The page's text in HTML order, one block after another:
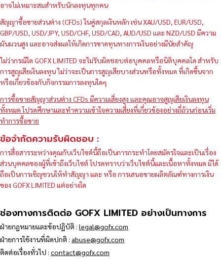
อาจไม่เหมาะสมสำหรับนักลงทุนทุกคน
สัญญาซื้อขายส่วนต่าง (CFDs) ในคู่สกุลเงินหลัก เช่น XAU/USD, EUR/USD,
GBP/USD, USD/JPY, USD/CHF, USD/CAD, AUD/USD และ NZD/USD มีความ
ผันผวนสูง และอาจส่งผลให้เกิดการขาดทุนทางการเงินอย่างมีนัยสำคัญ
ไม่ว่ากรณีใด GOFX LIMITED จะไม่รับผิดชอบต่อบุคคลหรือนิติบุคคลใด สำหรับ
การสูญเสียเงินลงทุน ไม่ว่าจะเป็นการสูญเสียบางส่วนหรือทั้งหมด ที่เกิดขึ้นจาก
หรือเกี่ยวข้องกับกิจกรรมการลงทุนใดๆ
การซื้อขายสัญญาส่วนต่าง CFDs มีความเสี่ยงสูง และคุณอาจสูญเสียเงินลงทุน
ทั้งหมด โปรดศึกษาและทำความเข้าใจความเสี่ยงที่เกี่ยวข้องอย่างถี่ถ้วนก่อนเริ่ม
ทำการซื้อขาย
ข้อจำกัดความรับผิดชอบ :
การสื่อสารระหว่างคุณกับเว็บไซต์นี้ถือเป็นการกระทำโดยสมัครใจและเป็นเรื่อง
ส่วนบุคคลของผู้ที่เข้าถึงเว็บไซต์ โปรดทราบว่าเว็บไซต์นี้และเนื้อหาทั้งหมด มิได้
ถือเป็นการเชิญชวนให้ทำสัญญา และ หรือ การเสนอขายผลิตภัณฑ์ทางการเงิน
ของ GOFX LIMITED แต่อย่างใด
ช่องทางการติดต่อ GOFX LIMITED อย่างเป็นทางการ
ฝ่ายกฎหมายและข้อปฏิบัติ : legal@gofx.com
ฝ่ายการใช้งานที่ผิดปกติ : abuse@gofx.com
ติดต่อเรื่องทั่วไป : contact@gofx.com